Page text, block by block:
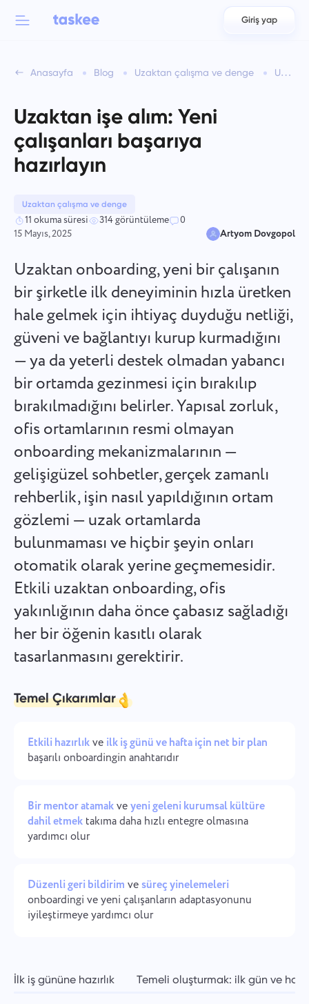
العربية
Azərbaycan
日本語
বাংলা
English
Español
Français
עברית
हिन्दी
Italiano
中文 (中国)
Kiswahili
Português
Русский
Oʻzbek
Tiếng Việt
Giriş yap
Anasayfa Blog Uzaktan çalışma ve denge Uzaktan işe alım: Yeni çalışanları başarıya hazırlayın
Uzaktan işe alım: Yeni
çalışanları başarıya
hazırlayın
Uzaktan çalışma ve denge
11 okuma süresi 314 görüntüleme
0
15 Mayıs, 2025
Artyom Dovgopol
Uzaktan onboarding, yeni bir çalışanın
bir şirketle ilk deneyiminin hızla üretken
hale gelmek için ihtiyaç duyduğu netliği,
güveni ve bağlantıyı kurup kurmadığını
— ya da yeterli destek olmadan yabancı
bir ortamda gezinmesi için bırakılıp
bırakılmadığını belirler. Yapısal zorluk,
ofis ortamlarının resmi olmayan
onboarding mekanizmalarının —
gelişigüzel sohbetler, gerçek zamanlı
rehberlik, işin nasıl yapıldığının ortam
gözlemi — uzak ortamlarda
bulunmaması ve hiçbir şeyin onları
otomatik olarak yerine geçmemesidir.
Etkili uzaktan onboarding, ofis
yakınlığının daha önce çabasız sağladığı
her bir öğenin kasıtlı olarak
tasarlanmasını gerektirir.
Temel Çıkarımlar
Etkili hazırlıkve ilk iş günü ve hafta için net bir plan
başarılı onboardingin anahtarıdır
Bir mentor atamakveyeni geleni kurumsal kültüre
dahil etmek takıma daha hızlı entegre olmasına
yardımcı olur
Düzenli geri bildirim ve süreç yinelemeleri
onboardingi ve yeni çalışanların adaptasyonunu
iyileştirmeye yardımcı olur
İlk iş gününe hazırlık Temeli oluşturmak: ilk gün ve
Taskee özellikleri
Hakkında bilgi edinin 7 daha fazla ilham verici özellik
Tüm özellikleri gör
İzleme Süresi
Görev süresini izleyin, iş arkadaşlarınızı izleyin ve zamanı
Görevler
Bir görev oluşturun, iş arkadaşlarınızla üzerinde çalışın ve
tamamlandığında kapatın.
Raporlar
Her projede harcanan süre hakkında raporlar kullanarak
kaynakları dağıtın.
Kanban tahtası
Kanban tahtasında görevleri yönetin, görevleri filtreleyin ve
tahtanızı büyütün
Proje yönetimi
Proje bilgilerini (durumlar/etiketler) ve ekip aktivitelerini
tek bir yerde yönetin.
Şirket yönetimi
Bir şirket oluşturun, kullanıcıları davet edin ve ekip
çalışmasını optimize etmek için roller atayın.
Endüstriler